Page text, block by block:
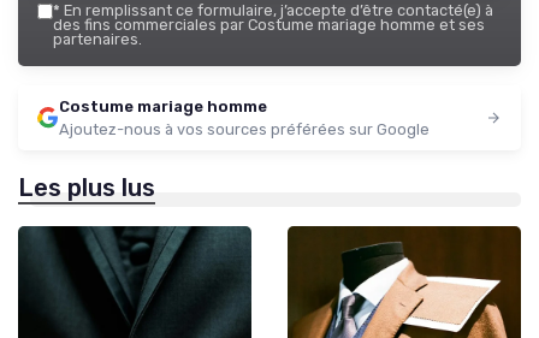
* En remplissant ce formulaire, j’accepte d’être contacté(e) à
des fins commerciales par Costume mariage homme et ses
partenaires.
Costume mariage homme
Ajoutez-nous à vos sources préférées sur Google
Les plus lus